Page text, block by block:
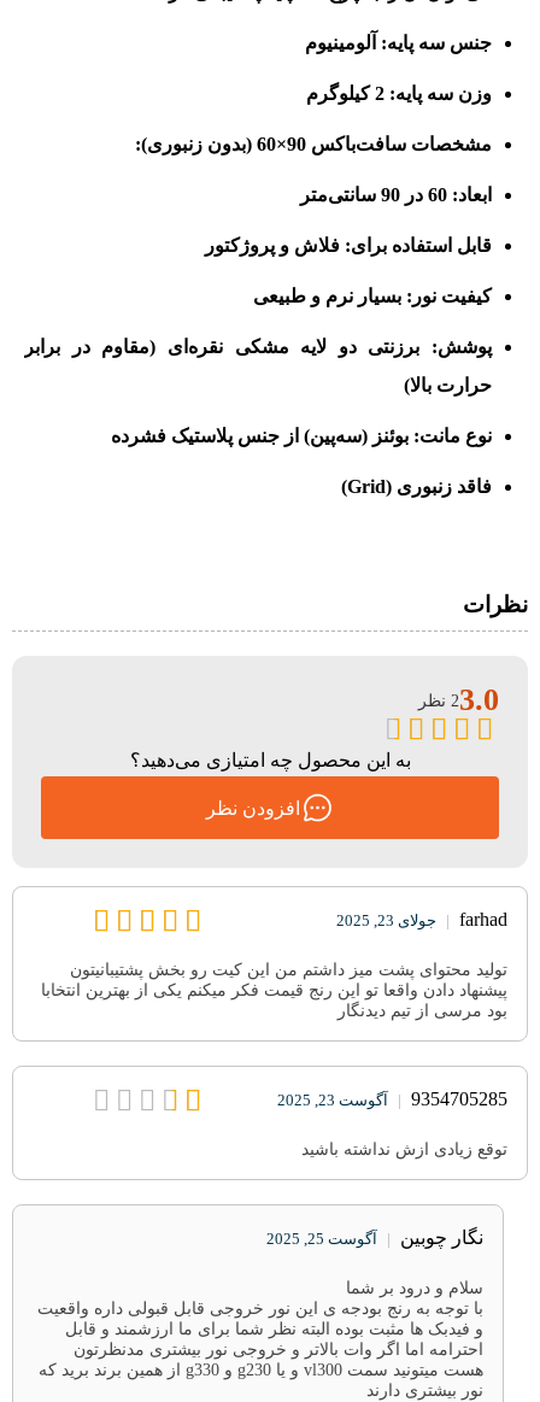
جنس سه پایه: آلومینیوم
وزن سه پایه: 2 کیلوگرم
مشخصات سافت‌باکس 90×60 (بدون زنبوری):
ابعاد: 60 در 90 سانتی‌متر
قابل استفاده برای: فلاش و پروژکتور
کیفیت نور: بسیار نرم و طبیعی
پوشش: برزنتی دو لایه مشکی نقره‌ای (مقاوم در برابر
حرارت بالا)
نوع مانت: بوئنز (سه‌پین) از جنس پلاستیک فشرده
فاقد زنبوری (Grid)
نظرات
farhad
| جولای 23, 2025
تولید محتوای پشت میز داشتم من این کیت رو بخش پشتیبانیتون
پیشنهاد دادن واقعا تو این رنج قیمت فکر میکنم یکی از بهترین انتخابا
بود مرسی از تیم دیدنگار
9354705285
| آگوست 23, 2025
توقع زیادی ازش نداشته باشید
نگار چوبین | آگوست 25, 2025
سلام و درود بر شما
با توجه به رنج بودجه ی این نور خروجی قابل قبولی داره واقعیت
و فیدبک ها مثبت بوده البته نظر شما برای ما ارزشمند و قابل
احترامه اما اگر وات بالاتر و خروجی نور بیشتری مدنظرتون
هست میتونید سمت vl300 و یا g230 و g330 از همین برند برید که
نور بیشتری دارند
3.02 نظر
به این محصول چه امتیازی می‌دهید؟
افزودن نظر